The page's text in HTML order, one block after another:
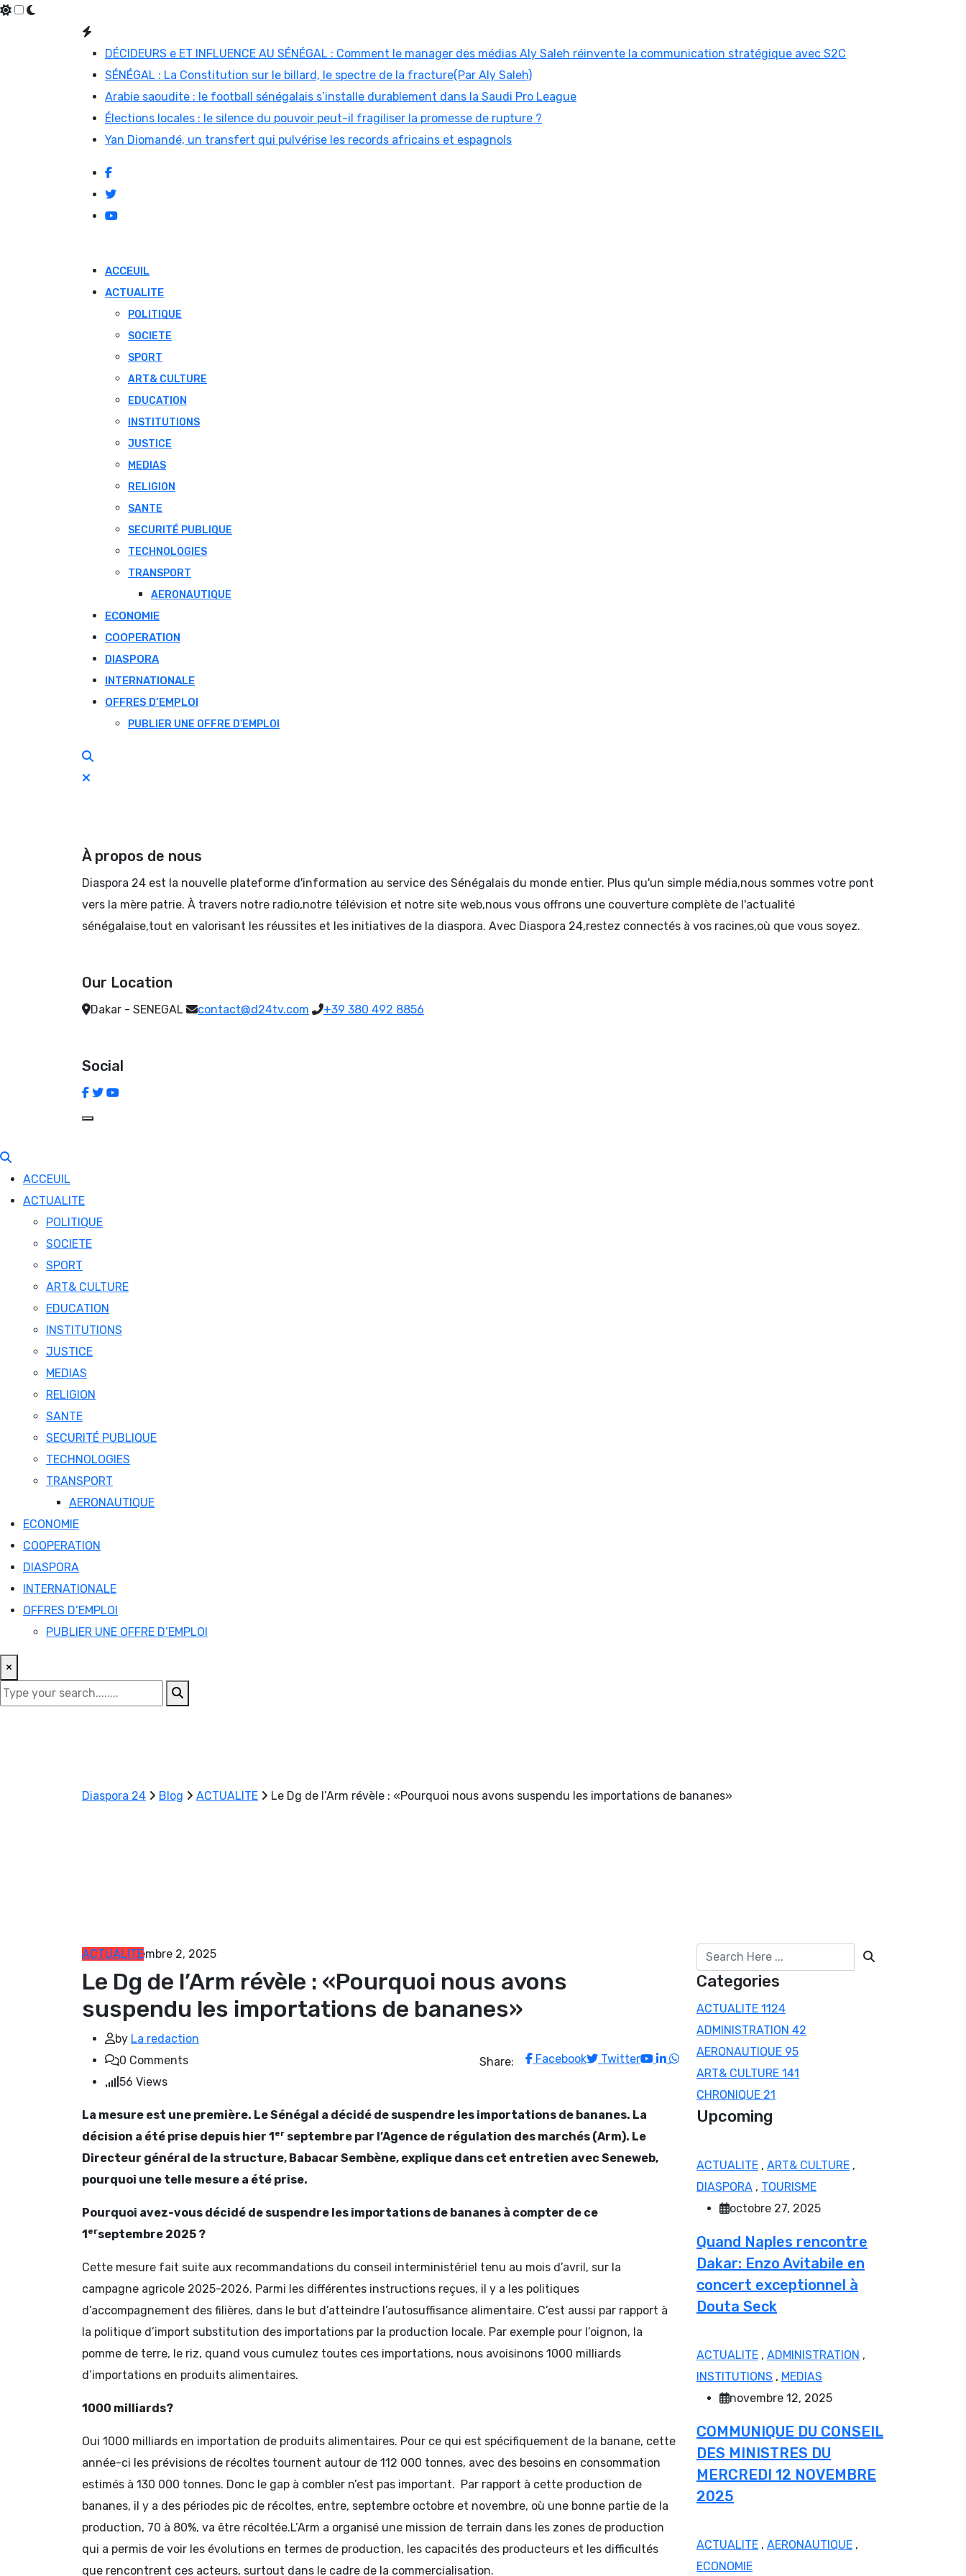
DÉCIDEURS e ET INFLUENCE AU SÉNÉGAL : Comment le manager des médias Aly Saleh réinvente la communication stratégique avec S2C
SÉNÉGAL : La Constitution sur le billard, le spectre de la fracture(Par Aly Saleh)
Arabie saoudite : le football sénégalais s’installe durablement dans la Saudi Pro League
Élections locales : le silence du pouvoir peut-il fragiliser la promesse de rupture ?
Yan Diomandé, un transfert qui pulvérise les records africains et espagnols
ACCEUIL
ACTUALITE
POLITIQUE
SOCIETE
SPORT
ART& CULTURE
EDUCATION
INSTITUTIONS
JUSTICE
MEDIAS
RELIGION
SANTE
SECURITÉ PUBLIQUE
TECHNOLOGIES
TRANSPORT
AERONAUTIQUE
ECONOMIE
COOPERATION
DIASPORA
INTERNATIONALE
OFFRES D’EMPLOI
PUBLIER UNE OFFRE D’EMPLOI
À propos de nous
Diaspora 24 est la nouvelle plateforme d'information au service des Sénégalais du monde entier. Plus qu'un simple média,nous sommes votre pont
vers la mère patrie. À travers notre radio,notre télévision et notre site web,nous vous offrons une couverture complète de l'actualité
sénégalaise,tout en valorisant les réussites et les initiatives de la diaspora. Avec Diaspora 24,restez connectés à vos racines,où que vous soyez.
Our Location
Dakar - SENEGAL contact@d24tv.com +39 380 492 8856
Social
ACCEUIL
ACTUALITE
POLITIQUE
SOCIETE
SPORT
ART& CULTURE
EDUCATION
INSTITUTIONS
JUSTICE
MEDIAS
RELIGION
SANTE
SECURITÉ PUBLIQUE
TECHNOLOGIES
TRANSPORT
AERONAUTIQUE
ECONOMIE
COOPERATION
DIASPORA
INTERNATIONALE
OFFRES D’EMPLOI
PUBLIER UNE OFFRE D’EMPLOI
×
Diaspora 24 Blog ACTUALITE Le Dg de l’Arm révèle : «Pourquoi nous avons suspendu les importations de bananes»
ACTUALITEseptembre 2, 2025
Le Dg de l’Arm révèle : «Pourquoi nous avons
suspendu les importations de bananes»
by La redaction
0 Comments
56 Views
Share: Facebook Twitter Youtube
LinkedIn
Whatsapp
La mesure est une première. Le Sénégal a décidé de suspendre les importations de bananes. La
décision a été prise depuis hier 1er septembre par l’Agence de régulation des marchés (Arm). Le
Directeur général de la structure, Babacar Sembène, explique dans cet entretien avec Seneweb,
pourquoi une telle mesure a été prise.
Pourquoi avez-vous décidé de suspendre les importations de bananes à compter de ce
1erseptembre 2025 ?
Cette mesure fait suite aux recommandations du conseil interministériel tenu au mois d’avril, sur la
campagne agricole 2025-2026. Parmi les différentes instructions reçues, il y a les politiques
d’accompagnement des filières, dans le but d’atteindre l’autosuffisance alimentaire. C’est aussi par rapport à
la politique d’import substitution des importations par la production locale. Par exemple pour l’oignon, la
pomme de terre, le riz, quand vous cumulez toutes ces importations, nous avoisinons 1000 milliards
d’importations en produits alimentaires.
1000 milliards?
Oui 1000 milliards en importation de produits alimentaires. Pour ce qui est spécifiquement de la banane, cette
année-ci les prévisions de récoltes tournent autour de 112 000 tonnes, avec des besoins en consommation
estimés à 130 000 tonnes. Donc le gap à combler n’est pas important. Par rapport à cette production de
bananes, il y a des périodes pic de récoltes, entre, septembre octobre et novembre, où une bonne partie de la
production, 70 à 80%, va être récoltée.L’Arm a organisé une mission de terrain dans les zones de production
qui a permis de voir les évolutions en termes de production, les capacités des producteurs et les difficultés
que rencontrent ces acteurs, surtout dans le cadre de la commercialisation.
Categories
ACTUALITE 1124
ADMINISTRATION 42
AERONAUTIQUE 95
ART& CULTURE 141
CHRONIQUE 21
Upcoming
ACTUALITE , ART& CULTURE ,
DIASPORA , TOURISME
octobre 27, 2025
Quand Naples rencontre
Dakar: Enzo Avitabile en
concert exceptionnel à
Douta Seck
ACTUALITE , ADMINISTRATION ,
INSTITUTIONS , MEDIAS
novembre 12, 2025
COMMUNIQUE DU CONSEIL
DES MINISTRES DU
MERCREDI 12 NOVEMBRE
2025
ACTUALITE , AERONAUTIQUE ,
ECONOMIE